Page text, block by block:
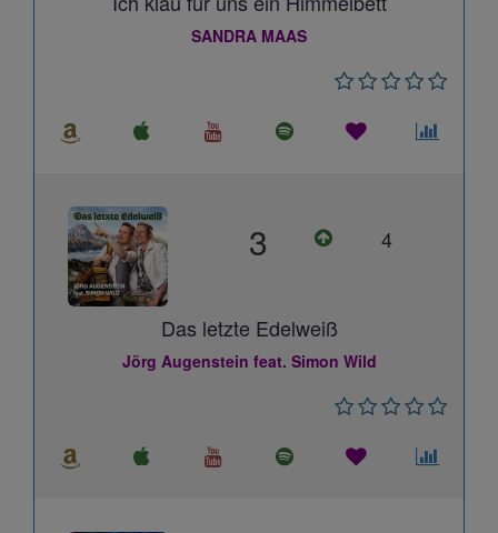
SANDRA MAAS
3 4
Das letzte Edelweiß
Jörg Augenstein feat. Simon Wild